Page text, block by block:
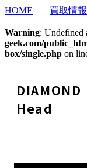
HOME 買取情報
Warning: Undefined
geek.com/
box/single.php on
Head